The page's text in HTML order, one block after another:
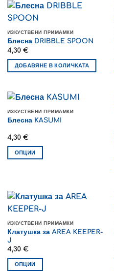
the
product
ИЗКУСТВЕНИ ПРИМАМКИ
Блесна DRIBBLE SPOON
4,30 €
ДОБАВЯНЕ В КОЛИЧКАТА
ИЗКУСТВЕНИ ПРИМАМКИ
Блесна KASUMI
4,30 €
ОПЦИИ
multiple
variants.
options
may
be
chosen
on
ИЗКУСТВЕНИ ПРИМАМКИ
Клатушка за AREA KEEPER-
J
4,30 €
ОПЦИИ